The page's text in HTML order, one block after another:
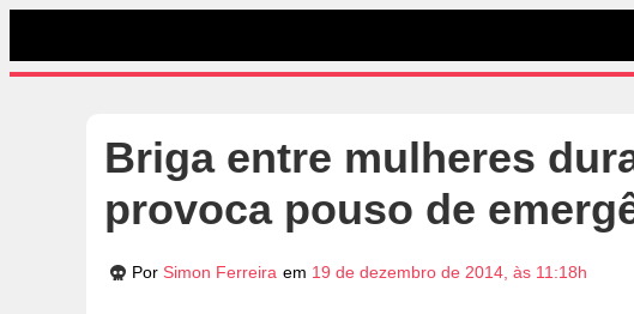
Briga entre mulheres
provoca pouso de
Por Simon Ferreira em 19 de dezembro de 2014, às 11:18h